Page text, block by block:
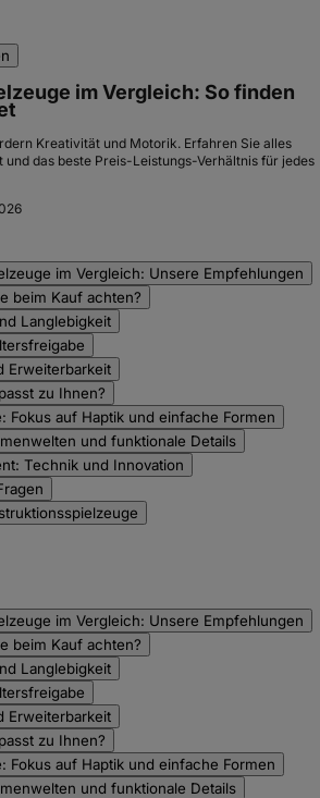
im Vergleich: So finden
Kreativität und Motorik. Erfahren Sie alles
das beste Preis-Leistungs-Verhältnis für jedes
im Vergleich: Unsere Empfehlungen
beim Kauf achten?
Langlebigkeit
Erweiterbarkeit
zu Ihnen?
Fokus auf Haptik und einfache Formen
und funktionale Details
Technik und Innovation
im Vergleich: Unsere Empfehlungen
beim Kauf achten?
Langlebigkeit
Erweiterbarkeit
zu Ihnen?
Fokus auf Haptik und einfache Formen
und funktionale Details